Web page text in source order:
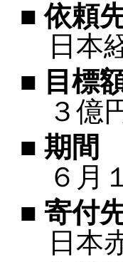
■ 依頼
日本
■ 目標
３億
■ 期間
６月
■ 寄付
日本